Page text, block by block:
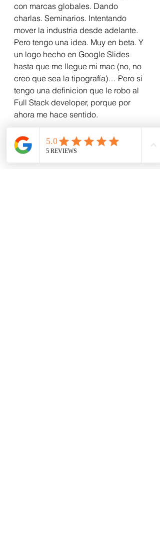
con marcas globales. Dando
charlas. Seminarios. Intentando
mover la industria desde adelante.
Pero tengo una idea. Muy en beta. Y
un logo hecho en Google Slides
hasta que me llegue mi mac (no, no
creo que sea la tipografía)… Pero si
tengo una definicion que le robo al
Full Stack developer, porque por
ahora me hace sentido.